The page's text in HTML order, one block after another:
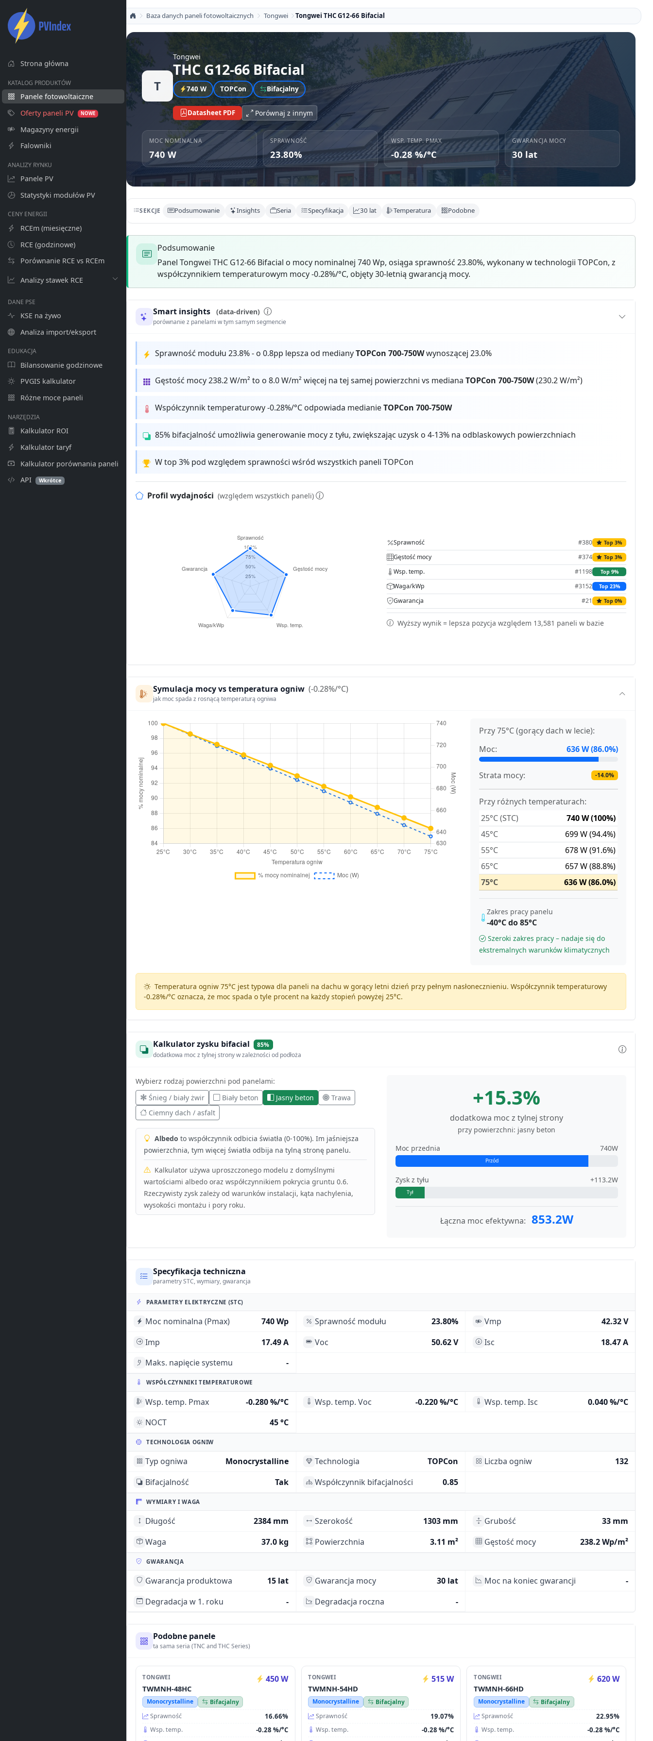
Strona główna
KATALOG PRODUKTÓW
Panele fotowoltaiczne
Oferty paneli PV
NOWE
Magazyny energii
Falowniki
ANALIZY RYNKU
Panele PV
Statystyki modułów PV
CENY ENERGII
RCEm (miesięczne)
RCE (godzinowe)
Porównanie RCE vs RCEm
Analizy stawek RCE
DANE PSE
KSE na żywo
Analiza import/eksport
EDUKACJA
Bilansowanie godzinowe
PVGIS kalkulator
Różne moce paneli
NARZĘDZIA
Kalkulator ROI
Kalkulator taryf
Kalkulator porównania paneli
API
Wkrótce
Baza danych paneli fotowoltaicznych Tongwei Tongwei THC G12-66 Bifacial
T
Tongwei
THC G12-66 Bifacial
740 W TOPCon Bifacjalny
Datasheet PDF Porównaj z innym
MOC NOMINALNA
740 W
SPRAWNOŚĆ
23.80%
WSP. TEMP. PMAX
-0.28 %/°C
GWARANCJA MOCY
30 lat
SEKCJE Podsumowanie Insights Seria Specyfikacja 30 lat Temperatura Podobne
Podsumowanie
Panel Tongwei THC G12-66 Bifacial o mocy nominalnej 740 Wp, osiąga sprawność 23.80%, wykonany w technologii TOPCon, z
współczynnikiem temperaturowym mocy -0.28%/°C, objęty 30-letnią gwarancją mocy.
Smart insights (data-driven)
porównanie z panelami w tym samym segmencie
Sprawność modułu 23.8% - o 0.8pp lepsza od medianyTOPCon 700-750Wwynoszącej 23.0%
Gęstość mocy 238.2 W/m² to o 8.0 W/m² więcej na tej samej powierzchni vs medianaTOPCon 700-750W(230.2 W/m²)
Współczynnik temperaturowy -0.28%/°C odpowiada medianieTOPCon 700-750W
85% bifacjalność umożliwia generowanie mocy z tyłu, zwiększając uzysk o 4-13% na odblaskowych powierzchniach
W top 3% pod względem sprawności wśród wszystkich paneli TOPCon
Profil wydajności (względem wszystkich paneli)
Sprawność #380 Top 3%
Gęstość mocy #374 Top 3%
Wsp. temp. #1198 Top 9%
Waga/kWp #3152 Top 23%
Gwarancja #21 Top 0%
Wyższy wynik = lepsza pozycja względem 13,581 paneli w bazie
Symulacja mocy vs temperatura ogniw (-0.28%/°C)
jak moc spada z rosnącą temperaturą ogniwa
Przy 75°C (gorący dach w lecie):
Moc:
636 W (86.0%)
Strata mocy: -14.0%
Przy różnych temperaturach:
25°C (STC)
740 W (100%)
45°C
699 W (94.4%)
55°C
678 W (91.6%)
65°C
657 W (88.8%)
75°C
636 W (86.0%)
Zakres pracy panelu
-40°C do 85°C
Szeroki zakres pracy – nadaje się do
ekstremalnych warunków klimatycznych
Temperatura ogniw 75°C jest typowa dla paneli na dachu w gorący letni dzień przy pełnym nasłonecznieniu. Współczynnik temperaturowy
-0.28%/°Coznacza, że moc spada o tyle procent na każdy stopień powyżej 25°C.
Kalkulator zysku bifacial
85%
dodatkowa moc z tylnej strony w zależności od podłoża
Wybierz rodzaj powierzchni pod panelami:
Śnieg / biały żwir
Biały beton Jasny beton
Trawa
Ciemny dach / asfalt
Albedo to współczynnik odbicia światła (0-100%). Im jaśniejsza
powierzchnia, tym więcej światła odbija na tylną stronę panelu.
Kalkulator używa uproszczonego modelu z domyślnymi
wartościami albedo oraz współczynnikiem pokrycia gruntu 0.6.
Rzeczywisty zysk zależy od warunków instalacji, kąta nachylenia,
wysokości montażu i pory roku.
+15.3%
dodatkowa moc z tylnej strony
przy powierzchni: jasny beton
Moc przednia
740W
Przód
Zysk z tyłu +113.2W
Tył
Łączna moc efektywna: 853.2W
Specyfikacja techniczna
parametry STC, wymiary, gwarancja
PARAMETRY ELEKTRYCZNE (STC)
Moc nominalna (Pmax) 740 Wp Sprawność modułu 23.80% Vmp
42.32 V
Imp
17.49 A Voc 50.62 V Isc
18.47 A
Maks. napięcie systemu
-
WSPÓŁCZYNNIKI TEMPERATUROWE
Wsp. temp. Pmax -0.280 %/°C Wsp. temp. Voc -0.220 %/°C Wsp. temp. Isc
0.040 %/°C
NOCT
45 °C
TECHNOLOGIA OGNIW
Typ ogniwa Monocrystalline Technologia TOPCon Liczba ogniw
132
Bifacjalność
Tak Współczynnik bifacjalności 0.85
WYMIARY I WAGA
Długość 2384 mm Szerokość 1303 mm Grubość
33 mm
Waga
37.0 kg Powierzchnia 3.11 m² Gęstość mocy 238.2 Wp/m²
GWARANCJA
Gwarancja produktowa 15 lat Gwarancja mocy 30 lat Moc na koniec gwarancji
-
Degradacja w 1. roku
- Degradacja roczna -
Podobne panele
ta sama seria (TNC and THC Series)
TONGWEI 450 W
TWMNH-48HC
Monocrystalline
Bifacjalny
Sprawność
16.66%
Wsp. temp. -0.28 %/°C
TONGWEI 515 W
TWMNH-54HD
Monocrystalline
Bifacjalny
Sprawność
19.07%
Wsp. temp. -0.28 %/°C
TONGWEI 620 W
TWMNH-66HD
Monocrystalline
Bifacjalny
Sprawność
22.95%
Wsp. temp. -0.28 %/°C